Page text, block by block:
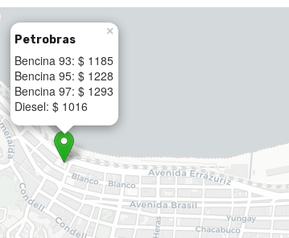
Petrobras
Bencina 93: $ 1185
Bencina 95: $ 1228
Bencina 97: $ 1293
Diesel: $ 1016
×